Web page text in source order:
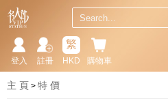
購物車
繁
HKD
註冊
登入
主 頁 特 價